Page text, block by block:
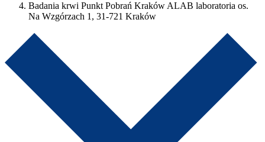
Badania krwi Punkt Pobrań Kraków ALAB laboratoria os.
Na Wzgórzach 1, 31-721 Kraków